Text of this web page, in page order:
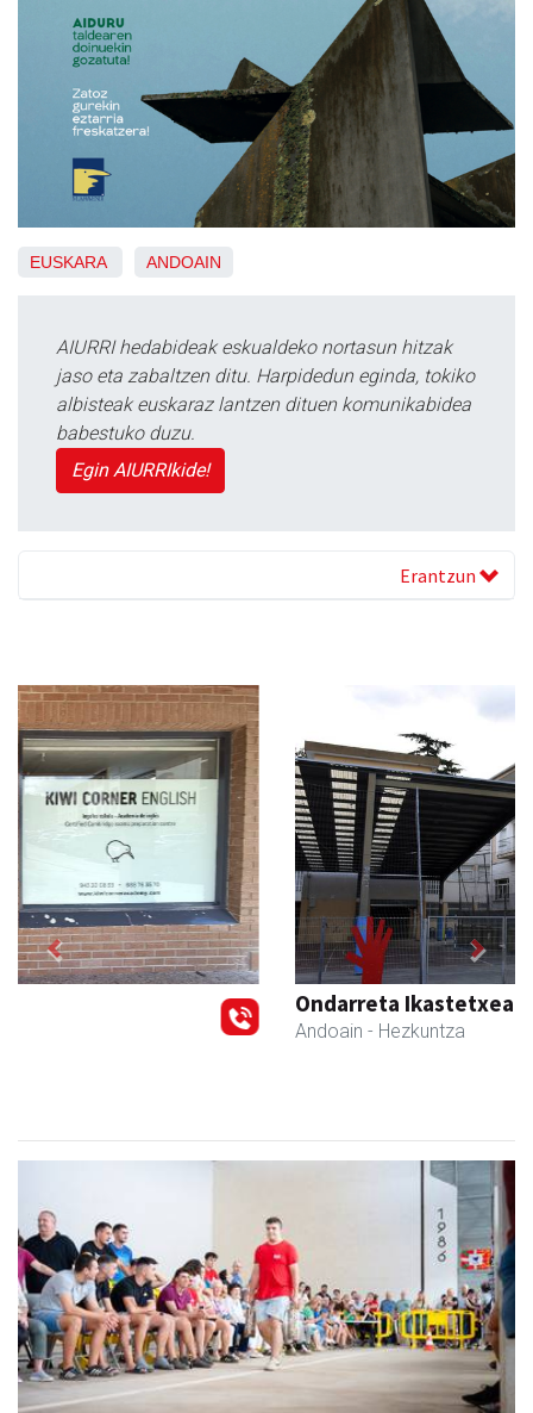
EUSKARA ANDOAIN
AIURRI hedabideak eskualdeko nortasun hitzak
jaso eta zabaltzen ditu. Harpidedun eginda, tokiko
albisteak euskaraz lantzen dituen komunikabidea
babestuko duzu.
Egin AIURRIkide!
Erantzun
Ondarreta Ikastetxea
Previous Next